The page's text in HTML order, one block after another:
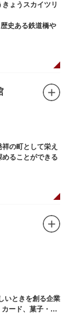
ょうスカイツリ
史ある鉄道橋や
の町として栄え
ることができる
いときを創る企業
ード、菓子・食